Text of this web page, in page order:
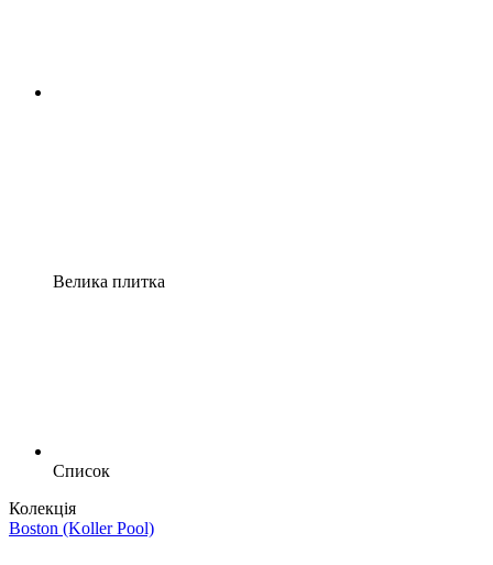
Велика плитка
Список
Колекція
Boston (Koller Pool)